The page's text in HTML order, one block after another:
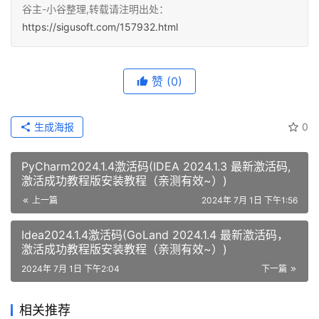
谷主-小谷整理,转载请注明出处：
https://sigusoft.com/157932.html
赞 (0)
0
生成海报
PyCharm2024.1.4激活码(IDEA 2024.1.3 最新激活码,
激活成功教程版安装教程（亲测有效~）)
上一篇 2024年 7月 1日 下午1:56
Idea2024.1.4激活码(GoLand 2024.1.4 最新激活码，
激活成功教程版安装教程（亲测有效~）)
下一篇
2024年 7月 1日 下午2:04
相关推荐